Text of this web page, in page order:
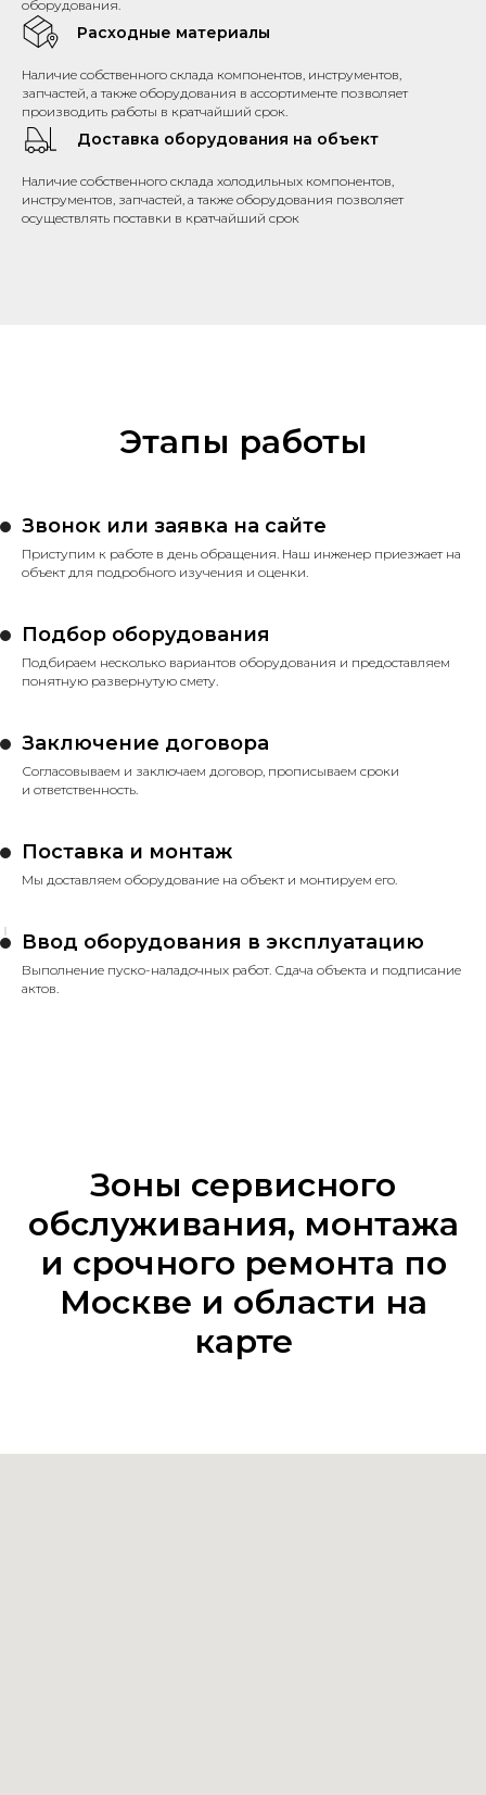
оборудования.
Расходные материалы
Наличие собственного склада компонентов, инструментов,
запчастей, а также оборудования в ассортименте позволяет
производить работы в кратчайший срок.
Доставка оборудования на объект
Наличие собственного склада холодильных компонентов,
инструментов, запчастей, а также оборудования позволяет
осуществлять поставки в кратчайший срок
Этапы работы
Звонок или заявка на сайте
Приступим к работе в день обращения. Наш инженер приезжает на
объект для подробного изучения и оценки.
Подбор оборудования
Подбираем несколько вариантов оборудования и предоставляем
понятную развернутую смету.
Заключение договора
Согласовываем и заключаем договор, прописываем сроки
и ответственность.
Поставка и монтаж
Мы доставляем оборудование на объект и монтируем его.
Ввод оборудования в эксплуатацию
Выполнение пуско-наладочных работ. Сдача объекта и подписание
актов.
Зоны сервисного
обслуживания, монтажа
и срочного ремонта по
Москве и области на
карте